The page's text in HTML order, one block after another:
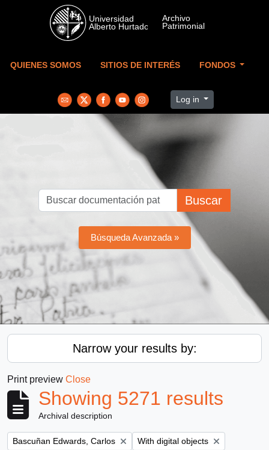
Skip to main content
QUIENES SOMOS SITIOS DE INTERÉS FONDOS
Log in
Buscar
Búsqueda Avanzada »
Narrow your results by:
Print preview Close
Showing 5271 results
Archival description
Remove filter:
Bascuñan Edwards, Carlos Remove filter:
With digital objects